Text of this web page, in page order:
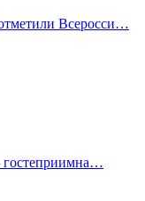
Всеросси…